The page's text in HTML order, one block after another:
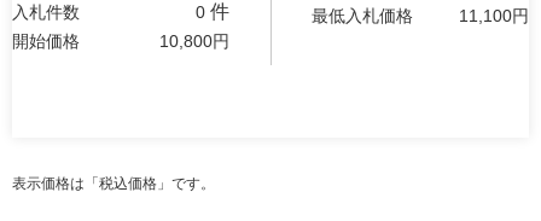
入札件数 0 件
開始価格 10,800円
最低入札価格
11,100円
表示価格は「税込価格」です。